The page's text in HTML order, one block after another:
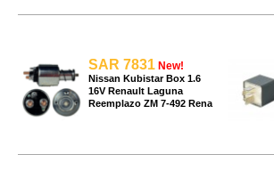
SAR 7831 New!
Nissan Kubistar Box 1.6
16V Renault Laguna
Reemplazo ZM 7-492 Rena